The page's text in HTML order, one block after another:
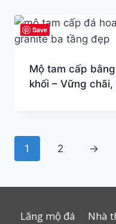
Save
Mộ tam cấp
khối – Vững
1 2 →
Lăng mộ đá Nhà